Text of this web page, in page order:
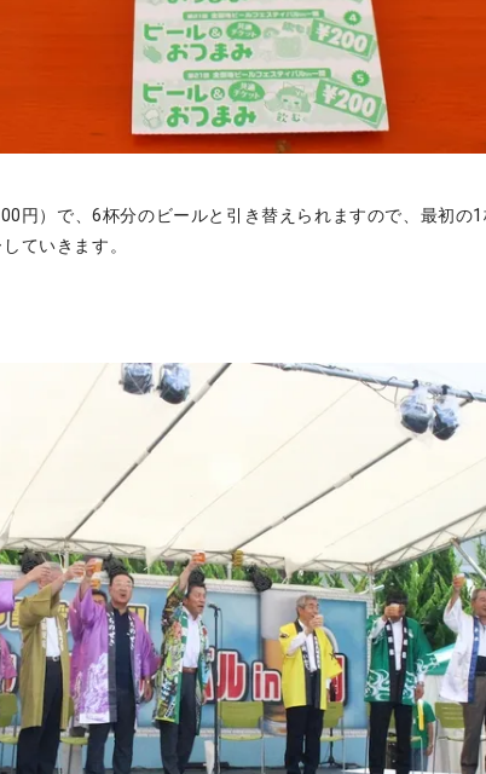
円）で、6杯分のビールと引き替えられますので、最初の
ていきます。